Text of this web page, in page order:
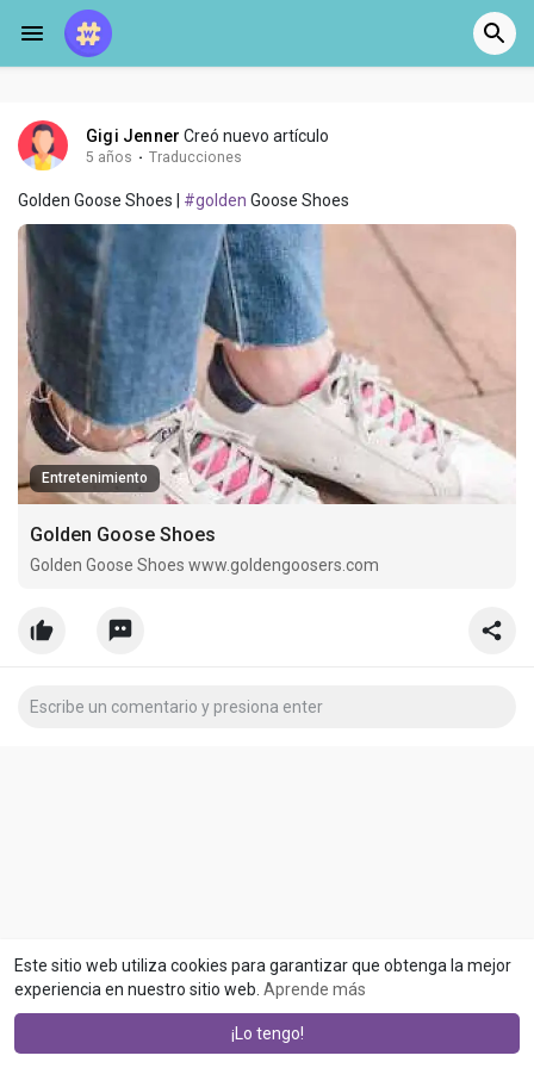
Este sitio web utiliza cookies para garantizar que obtenga la mejor
experiencia en nuestro sitio web. Aprende más
¡Lo tengo!
Gigi Jenner Creó nuevo artículo
5 años · Traducciones
Golden Goose Shoes | #golden Goose Shoes
Entretenimiento
Golden Goose Shoes
Golden Goose Shoes www.goldengoosers.com